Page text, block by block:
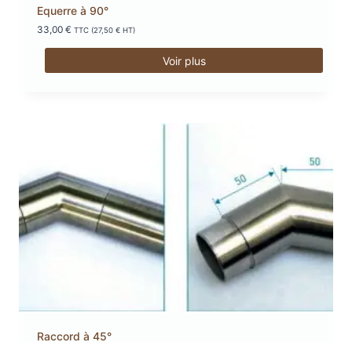
Equerre à 90°
33,00 € TTC (27,50 € HT)
Voir plus
Raccord à 45°